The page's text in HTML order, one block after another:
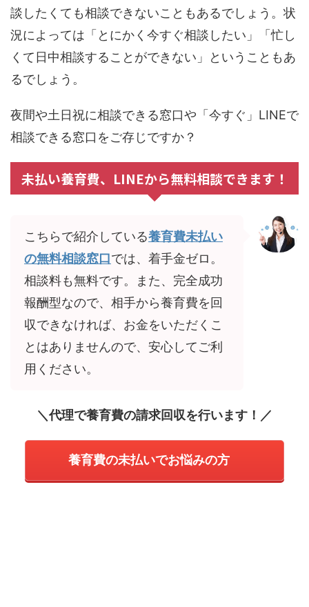
談したくても相談できないこともあるでしょう。状
況によっては「とにかく今すぐ相談したい」「忙し
くて日中相談することができない」ということもあ
るでしょう。
夜間や土日祝に相談できる窓口や「今すぐ」LINEで
相談できる窓口をご存じですか？
未払い養育費、LINEから無料相談できます！
こちらで紹介している養育費未払い
の無料相談窓口では、着手金ゼロ。
相談料も無料です。また、完全成功
報酬型なので、相手から養育費を回
収できなければ、お金をいただくこ
とはありませんので、安心してご利
用ください。
＼代理で養育費の請求回収を行います！／
養育費の未払いでお悩みの方